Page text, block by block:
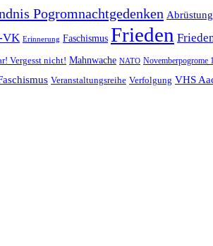
Pogromnachtgedenken Abrüstung
VK Erinnerung Faschismus Frieden
Vergesst nicht! Mahnwache NATO Novemberpogrome
Veranstaltungsreihe Verfolgung VHS